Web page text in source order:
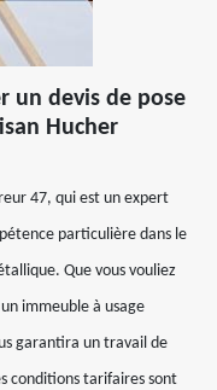
un devis de pose
Hucher
47, qui est un expert
particulière dans le
Que vous vouliez
immeuble à usage
garantira un travail de
conditions tarifaires sont